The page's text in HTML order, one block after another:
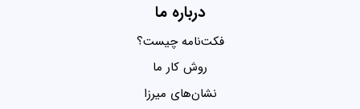
درباره ما
فکت‌نامه چیست؟
روش کار ما
نشان‌های میرزا